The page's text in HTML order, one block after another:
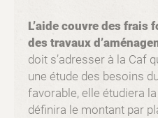
L’aide couvre des
des travaux
doit s’adresser à la Caf
une étude des besoins
favorable, elle étudiera
définira le montant par